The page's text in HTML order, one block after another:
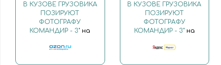
В КУЗОВЕ ГРУЗОВИКА
ПОЗИРУЮТ
ФОТОГРАФУ
КОМАНДИР - 3" на
В КУЗОВЕ ГРУЗОВИКА
ПОЗИРУЮТ
ФОТОГРАФУ
КОМАНДИР - 3"на